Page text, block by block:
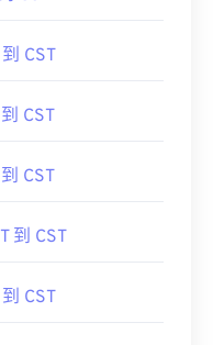
CST
CST
CST
到 CST
到 CST